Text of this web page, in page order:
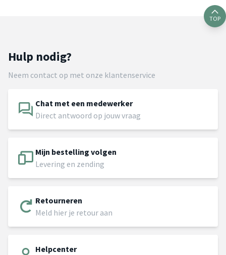
TOP
Hulp nodig?
Neem contact op met onze klantenservice
Chat met een medewerker
Direct antwoord op jouw vraag
Mijn bestelling volgen
Levering en zending
Retourneren
Meld hier je retour aan
Helpcenter